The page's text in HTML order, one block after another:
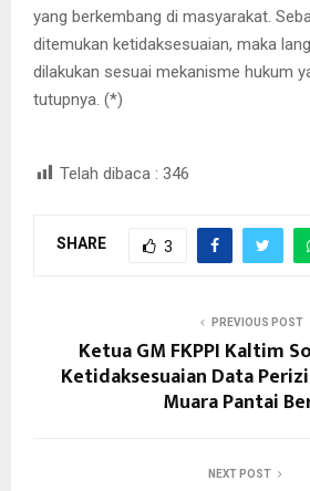
yang berkembang di masyarakat.
ditemukan ketidaksesuaian, maka
dilakukan sesuai mekanisme hukum
tutupnya. (*)
Telah dibaca : 346
SHARE 3
PREVIOUS POST
Ketua GM FKPPI Kaltim
Ketidaksesuaian Data
Muara Pantai
NEXT POST